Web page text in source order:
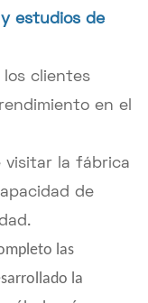
estudios de
los clientes
en el
visitar la fábrica
de
las
la